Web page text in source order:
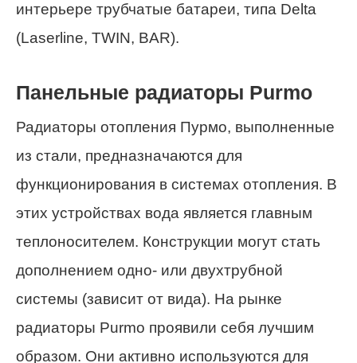
интерьере трубчатые батареи, типа Delta
(Laserline, TWIN, BAR).
Панельные радиаторы Purmo
Радиаторы отопления Пурмо, выполненные
из стали, предназначаются для
функционирования в системах отопления. В
этих устройствах вода является главным
теплоносителем. Конструкции могут стать
дополнением одно- или двухтрубной
системы (зависит от вида). На рынке
радиаторы Purmo проявили себя лучшим
образом. Они активно используются для